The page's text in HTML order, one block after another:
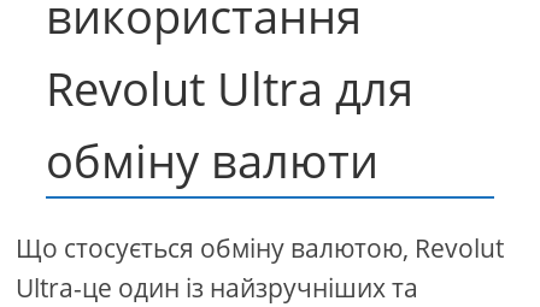
використання
Revolut Ultra для
обміну валюти
Що стосується обміну валютою, Revolut
Ultra-це один із найзручніших та